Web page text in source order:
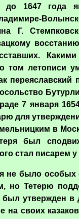
до 1647 года
Г.
том летописи
7 января
для
в
был
стал писарем
было особых
но Тетерю
утвержден в
на своих